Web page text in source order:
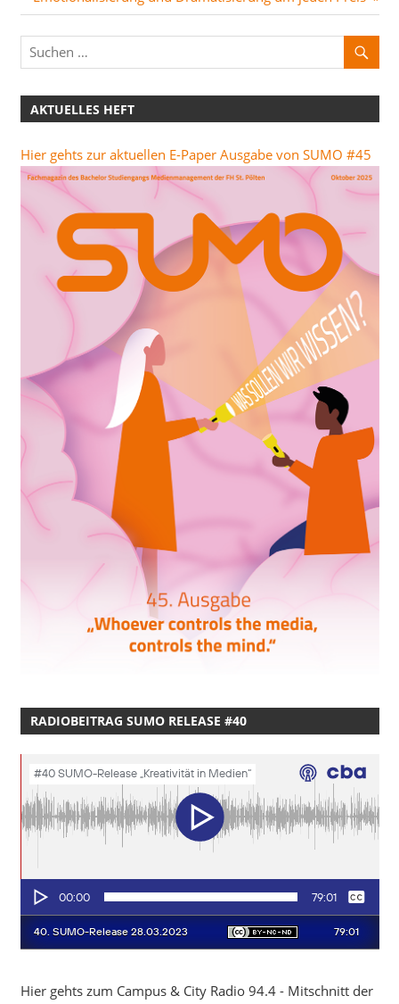
Beitrag:
AKTUELLES HEFT
Hier gehts zur aktuellen E-Paper Ausgabe von SUMO #45
RADIOBEITRAG SUMO RELEASE #40
Hier gehts zum Campus & City Radio 94.4 - Mitschnitt der